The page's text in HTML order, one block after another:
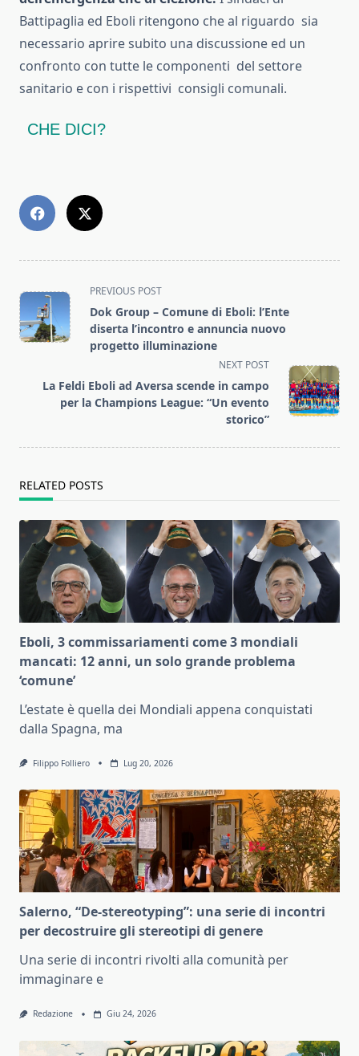
Battipaglia ed Eboli ritengono che al riguardo sia
necessario aprire subito una discussione ed un
confronto con tutte le componenti del settore
sanitario e con i rispettivi consigli comunali.
CHE DICI?
<span
class="nav-
subtitle
screen-
text">Page</span>
PREVIOUS POST
Dok Group – Comune di Eboli: l’Ente
diserta l’incontro e annuncia nuovo
progetto illuminazione
NEXT POST
La Feldi Eboli ad Aversa scende in campo
per la Champions League: “Un evento
storico”
RELATED POSTS
Eboli, 3 commissariamenti come 3 mondiali
mancati: 12 anni, un solo grande problema
‘comune’
L’estate è quella dei Mondiali appena conquistati
dalla Spagna, ma
Filippo Folliero Lug 20, 2026
Salerno, “De-stereotyping”: una serie di incontri
per decostruire gli stereotipi di genere
Una serie di incontri rivolti alla comunità per
immaginare e
Redazione Giu 24, 2026